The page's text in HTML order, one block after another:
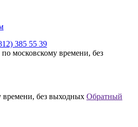
385 55 39
московскому времени, без
времени, без выходных Обратный